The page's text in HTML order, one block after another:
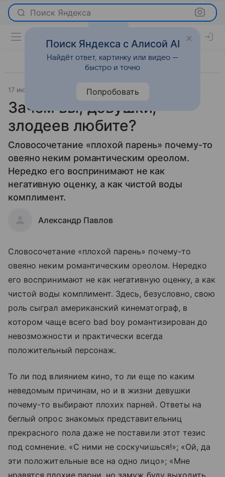
Поиск Яндекса
17 июня 2009 Отношения
Зачем вы, девушки,
злодеев любите?
Словосочетание «плохой парень» почему-то
овеяно неким романтическим ореолом.
Нередко его воспринимают не как
негативную оценку, а как чистой воды
комплимент.
Александр Павлов
Словосочетание «плохой парень» почему-то
овеяно неким романтическим ореолом. Нередко
его воспринимают не как негативную оценку, а как
чистой воды комплимент. Здесь, безусловно, свою
роль сыграл американский кинематограф, в
котором чаще всего bad boy романтизирован до
невозможности и практически всегда
положительный персонаж.
То ли под влиянием кино, то ли еще по каким
неведомым причинам, но и в жизни девушки
почему-то выбирают плохих парней. Ответы на
беглый опрос знакомых представительниц
прекрасного пола даже не поставили этот тезис
под сомнение. «С ними не соскучишься!»; «Ой, да
эти положительные все на одно лицо»; «Мне
нравятся плохие парни, но замуж буду выходить
Поиск Яндекса с Алисой AI
Найдёт ответ, картинку или видео —
быстро и точно
Попробовать